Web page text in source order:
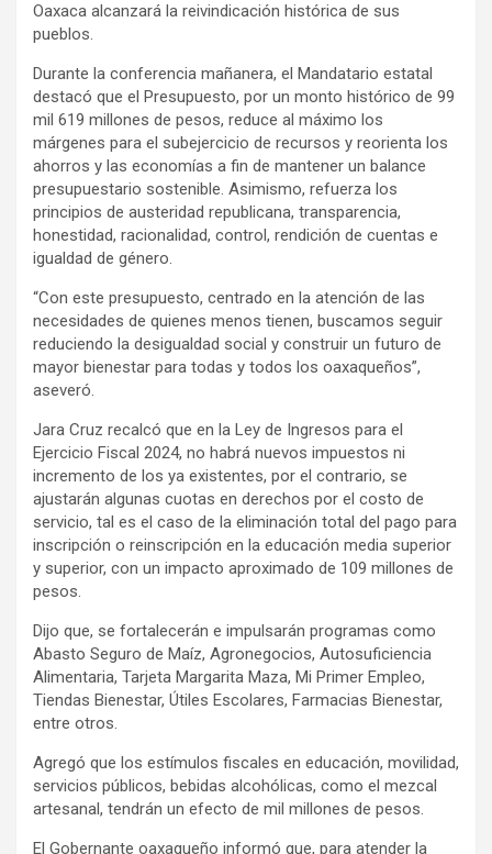
Oaxaca alcanzará la reivindicación histórica de sus
pueblos.
Durante la conferencia mañanera, el Mandatario estatal
destacó que el Presupuesto, por un monto histórico de 99
mil 619 millones de pesos, reduce al máximo los
márgenes para el subejercicio de recursos y reorienta los
ahorros y las economías a fin de mantener un balance
presupuestario sostenible. Asimismo, refuerza los
principios de austeridad republicana, transparencia,
honestidad, racionalidad, control, rendición de cuentas e
igualdad de género.
“Con este presupuesto, centrado en la atención de las
necesidades de quienes menos tienen, buscamos seguir
reduciendo la desigualdad social y construir un futuro de
mayor bienestar para todas y todos los oaxaqueños”,
aseveró.
Jara Cruz recalcó que en la Ley de Ingresos para el
Ejercicio Fiscal 2024, no habrá nuevos impuestos ni
incremento de los ya existentes, por el contrario, se
ajustarán algunas cuotas en derechos por el costo de
servicio, tal es el caso de la eliminación total del pago para
inscripción o reinscripción en la educación media superior
y superior, con un impacto aproximado de 109 millones de
pesos.
Dijo que, se fortalecerán e impulsarán programas como
Abasto Seguro de Maíz, Agronegocios, Autosuficiencia
Alimentaria, Tarjeta Margarita Maza, Mi Primer Empleo,
Tiendas Bienestar, Útiles Escolares, Farmacias Bienestar,
entre otros.
Agregó que los estímulos fiscales en educación, movilidad,
servicios públicos, bebidas alcohólicas, como el mezcal
artesanal, tendrán un efecto de mil millones de pesos.
El Gobernante oaxaqueño informó que, para atender la